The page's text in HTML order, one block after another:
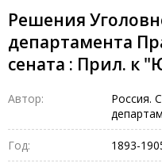
Решения
департамента
сената : Прил. к
Автор:
Россия.
Год: 1893-